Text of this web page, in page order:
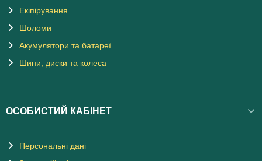
Екіпірування
Шоломи
Акумулятори та батареї
Шини, диски та колеса
ОСОБИСТИЙ КАБІНЕТ
Персональні дані